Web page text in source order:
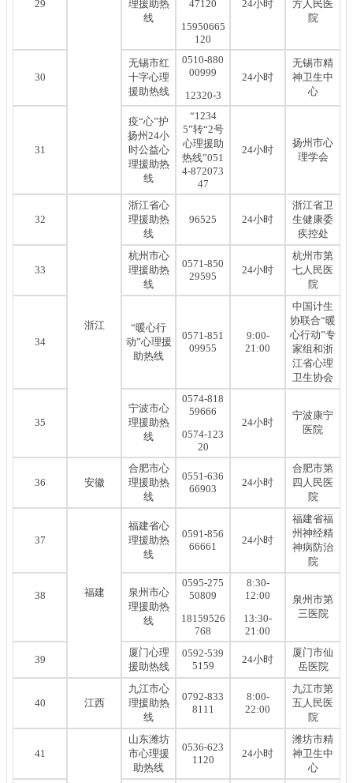
29
理援助热
线
47120
15950665
120
24小时
方人民医
院
30
无锡市红
十字心理
援助热线
0510-880
00999
12320-3
24小时
无锡市精
神卫生中
心
31
疫“心”护
扬州24小
时公益心
理援助热
线
“1234
5”转“2号
心理援助
热线”051
4-872073
47
24小时
扬州市心
理学会
32
浙江
浙江省心
理援助热
线
96525 24小时
浙江省卫
生健康委
疾控处
33
杭州市心
理援助热
线
0571-850
29595
24小时
杭州市第
七人民医
院
34
“暖心行
动”心理援
助热线
0571-851
09955
9:00-
21:00
中国计生
协联合“暖
心行动”专
家组和浙
江省心理
卫生协会
35
宁波市心
理援助热
线
0574-818
59666
0574-123
20
24小时
宁波康宁
医院
36 安徽
合肥市心
理援助热
线
0551-636
66903
24小时
合肥市第
四人民医
院
37
福建
福建省心
理援助热
线
0591-856
66661
24小时
福建省福
州神经精
神病防治
院
38
泉州市心
理援助热
线
0595-275
50809
18159526
768
8:30-
12:00
13:30-
21:00
泉州市第
三医院
39
厦门心理
援助热线
0592-539
5159
24小时
厦门市仙
岳医院
40 江西
九江市心
理援助热
线
0792-833
8111
8:00-
22:00
九江市第
五人民医
院
41
山东潍坊
市心理援
助热线
0536-623
1120
24小时
潍坊市精
神卫生中
心